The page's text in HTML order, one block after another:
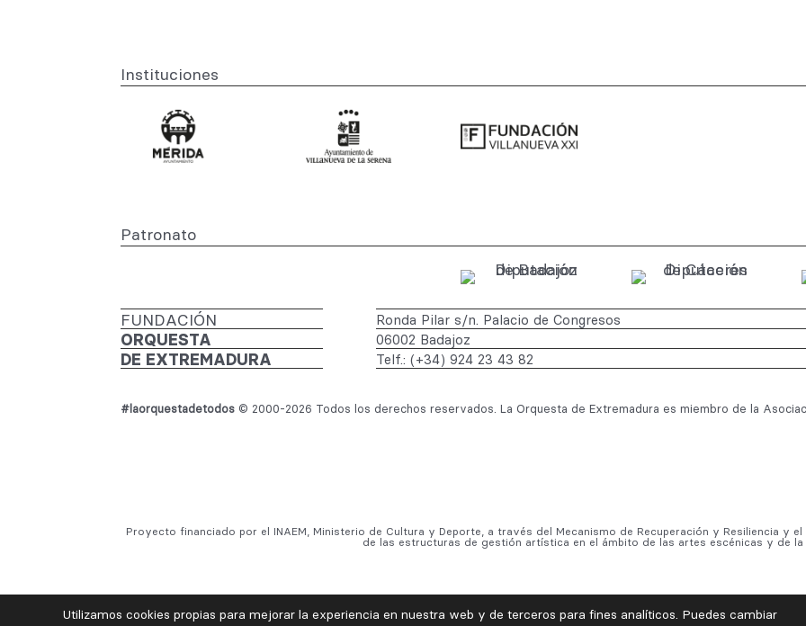
Instituciones
Patronato
FUNDACIÓN
ORQUESTA
DE EXTREMADURA
Ronda Pilar s/n. Palacio de Congresos
06002 Badajoz
Telf.: (+34) 924 23 43 82
#laorquestadetodos © 2000-2026 Todos los derechos reservados. La Orquesta de Extremadura es miembro de la
Proyecto financiado por el INAEM, Ministerio de Cultura y Deporte, a través del Mecanismo de Recuperación y Resiliencia y
de las estructuras de gestión artística en el ámbito de las artes escénicas y de la
Utilizamos cookies propias para mejorar la experiencia en nuestra web y de terceros para fines analíticos. Puedes cambiar